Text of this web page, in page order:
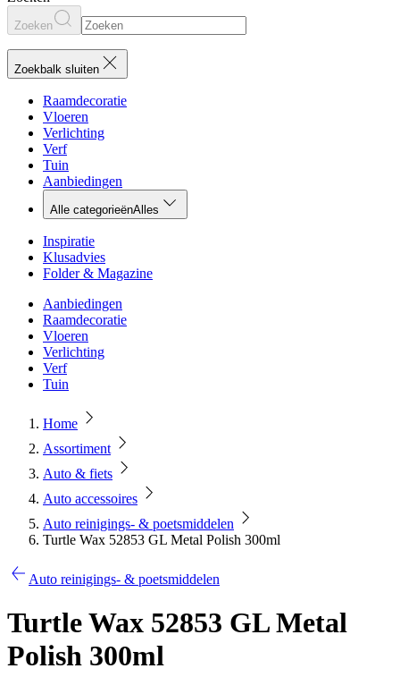
Zoeken
Zoekbalk sluiten
Raamdecoratie
Vloeren
Verlichting
Verf
Tuin
Aanbiedingen
Alle categorieënAlles
Inspiratie
Klusadvies
Folder & Magazine
Aanbiedingen
Raamdecoratie
Vloeren
Verlichting
Verf
Tuin
Home
Assortiment
Auto & fiets
Auto accessoires
Auto reinigings- & poetsmiddelen
Turtle Wax 52853 GL Metal Polish 300ml
Auto reinigings- & poetsmiddelen
Turtle Wax 52853 GL Metal
Polish 300ml